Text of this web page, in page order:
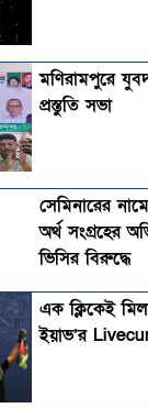
মণিরামপুরে
প্রস্তুতি সভা
সেমিনারের
অর্থ সংগ্রহের
ভিসির বিরুদ্ধে
এক ক্লিকেই
ইয়াভ’র